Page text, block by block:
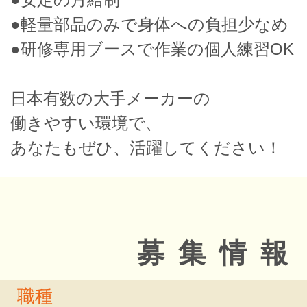
●軽量部品のみで身体への負担少なめ
●研修専用ブースで作業の個人練習OK
日本有数の大手メーカーの
働きやすい環境で、
あなたもぜひ、活躍してください！
募集情報
職種